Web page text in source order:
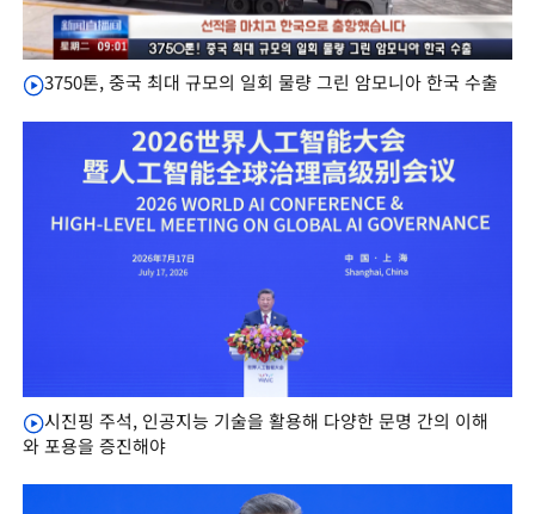
3750톤, 중국 최대 규모의 일회 물량 그린 암모니아 한국 수출
시진핑 주석, 인공지능 기술을 활용해 다양한 문명 간의 이해
와 포용을 증진해야